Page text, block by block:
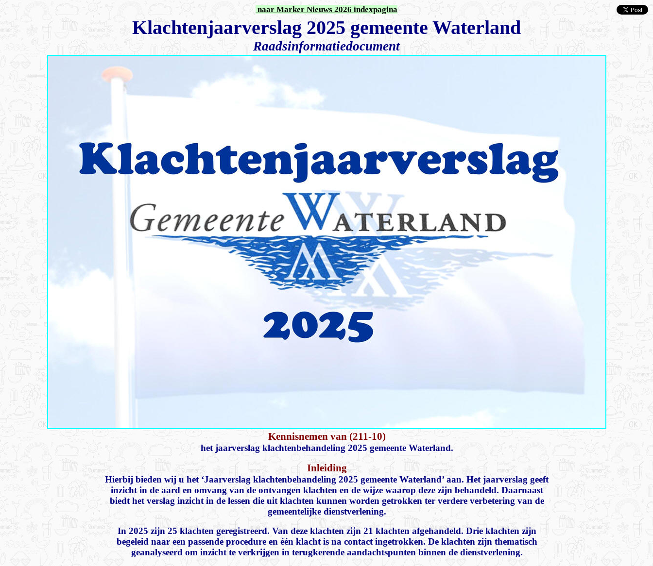
naar Marker Nieuws 2026 indexpagina
Klachtenjaarverslag 2025 gemeente Waterland
Raadsinformatiedocument
Kennisnemen van (211-10)
het jaarverslag klachtenbehandeling 2025 gemeente Waterland.
Inleiding
Hierbij bieden wij u het ‘Jaarverslag klachtenbehandeling 2025 gemeente Waterland’ aan. Het jaarverslag geeft
inzicht in de aard en omvang van de ontvangen klachten en de wijze waarop deze zijn behandeld. Daarnaast
biedt het verslag inzicht in de lessen die uit klachten kunnen worden getrokken ter verdere verbetering van de
gemeentelijke dienstverlening.
In 2025 zijn 25 klachten geregistreerd. Van deze klachten zijn 21 klachten afgehandeld. Drie klachten zijn
begeleid naar een passende procedure en één klacht is na contact ingetrokken. De klachten zijn thematisch
geanalyseerd om inzicht te verkrijgen in terugkerende aandachtspunten binnen de dienstverlening.